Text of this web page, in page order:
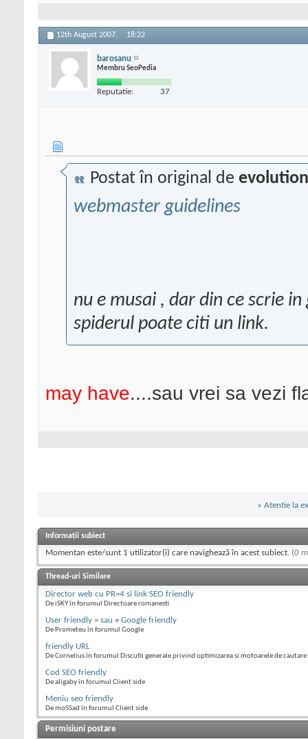
12th August 2007, 18:22
barosanu
Membru SeoPedia
Reputatie: 37
Postat în original de evolution
webmaster guidelines
nu e musai , dar din ce scrie
spiderul poate citi un link.
may have....sau vrei sa vezi
« Atentie la
Informații subiect
Momentan este/sunt 1 utilizator(i) care navighează în acest subiect. (0
Thread-uri Similare
Director web cu PR=4 si link SEO friendly
De iSKY în forumul Directoare romanesti
User friendly = sau ≠ Google friendly
De Prometeu în forumul Google
friendly URL
De Cornelius în forumul Discutii generale privind optimizarea si motoarele de cautare
Cod SEO friendly
De aligaby în forumul Client side
Meniu seo friendly
De moSSad în forumul Client side
Permisiuni postare